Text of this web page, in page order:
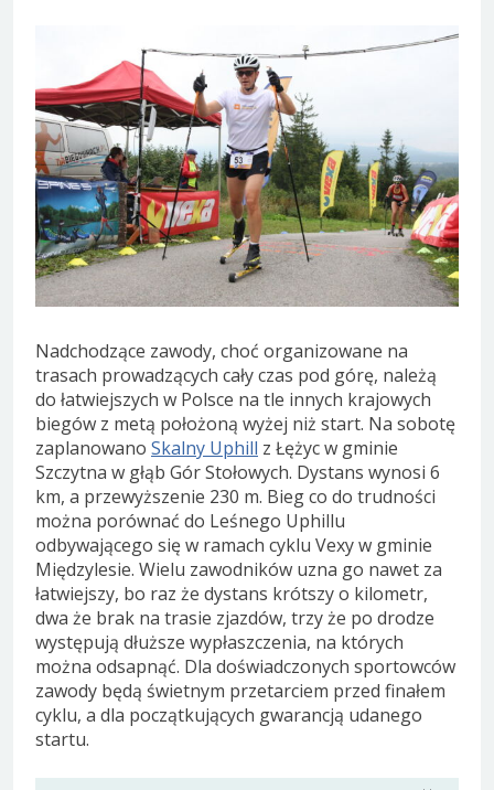
Nadchodzące zawody, choć organizowane na
trasach prowadzących cały czas pod górę, należą
do łatwiejszych w Polsce na tle innych krajowych
biegów z metą położoną wyżej niż start. Na sobotę
zaplanowano Skalny Uphill z Łężyc w gminie
Szczytna w głąb Gór Stołowych. Dystans wynosi 6
km, a przewyższenie 230 m. Bieg co do trudności
można porównać do Leśnego Uphillu
odbywającego się w ramach cyklu Vexy w gminie
Międzylesie. Wielu zawodników uzna go nawet za
łatwiejszy, bo raz że dystans krótszy o kilometr,
dwa że brak na trasie zjazdów, trzy że po drodze
występują dłuższe wypłaszczenia, na których
można odsapnąć. Dla doświadczonych sportowców
zawody będą świetnym przetarciem przed finałem
cyklu, a dla początkujących gwarancją udanego
startu.